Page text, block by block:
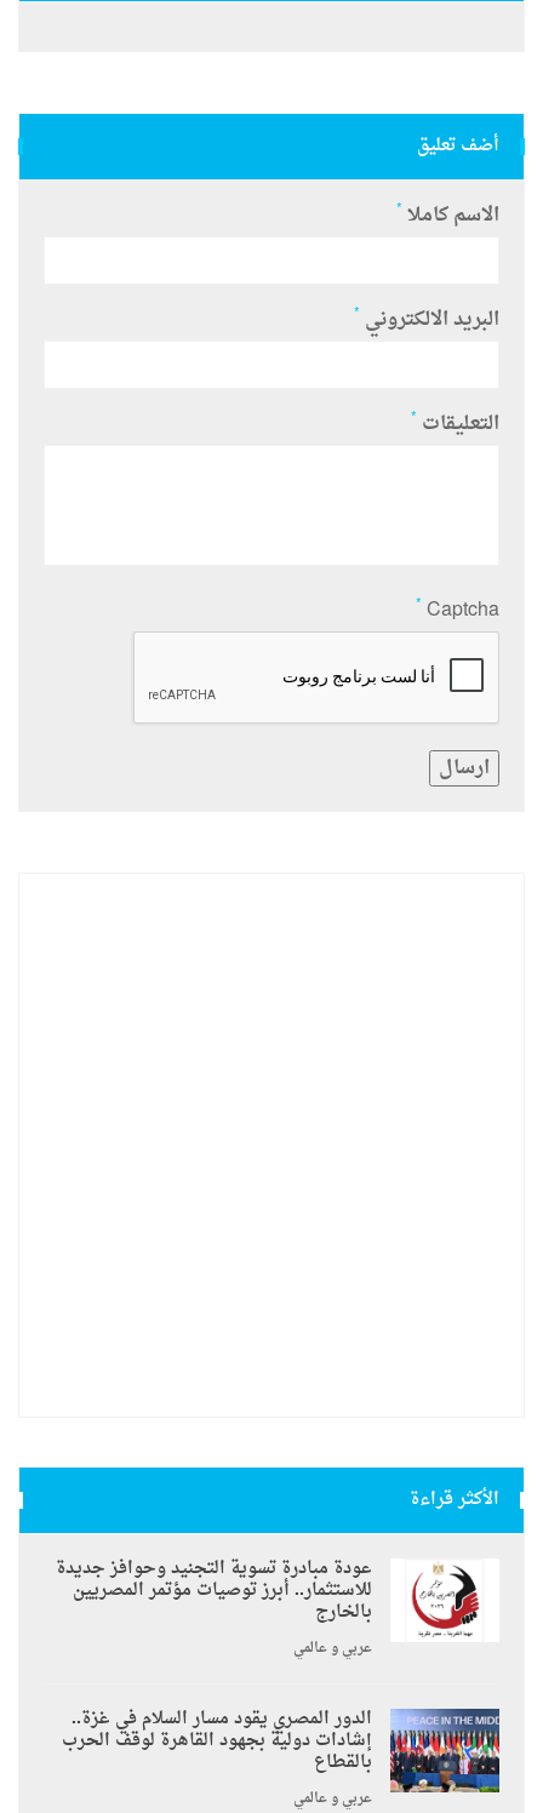
أضف تعليق
الاسم كاملا *
البريد الالكتروني *
التعليقات *
Captcha
*
ارسال
الأكثر قراءة
عودة مبادرة تسوية التجنيد وحوافز جديدة
للاستثمار.. أبرز توصيات مؤتمر المصريين
بالخارج
عربي و عالمي
الدور المصري يقود مسار السلام في غزة..
إشادات دولية بجهود القاهرة لوقف الحرب
بالقطاع
عربي و عالمي